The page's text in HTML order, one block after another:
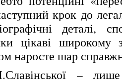
крок до
деталі,
цікаві широкому
наросте шар
– лише